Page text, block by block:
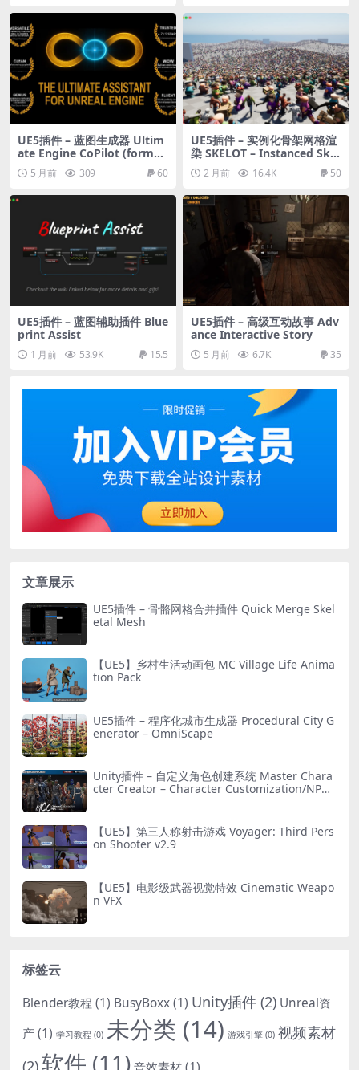
UE5插件 – 蓝图生成器 Ultim
ate Engine CoPilot (formerl
y Ultimate Blueprint Gener
ator)5 月前 309 60
UE5插件 – 实例化骨架网格渲
染 SKELOT – Instanced Skel
etal Mesh Rendering
2 月前 16.4K 50
UE5插件 – 蓝图辅助插件 Blue
print Assist
1 月前 53.9K 15.5
UE5插件 – 高级互动故事 Adv
ance Interactive Story
5 月前 6.7K 35
文章展示
UE5插件 – 骨骼网格合并插件 Quick Merge Skel
etal Mesh
【UE5】乡村生活动画包 MC Village Life Anima
tion Pack
UE5插件 – 程序化城市生成器 Procedural City G
enerator – OmniScape
Unity插件 – 自定义角色创建系统 Master Chara
cter Creator – Character Customization/NPC
【UE5】第三人称射击游戏 Voyager: Third Pers
on Shooter v2.9
【UE5】电影级武器视觉特效 Cinematic Weapo
n VFX
标签云
Blender教程 (1) BusyBoxx(1) Unity插件 (2) Unreal资
产(1) 学习教程 (0) 未分类 (14) 游戏引擎 (0) 视频素材
(2)软件 (11)